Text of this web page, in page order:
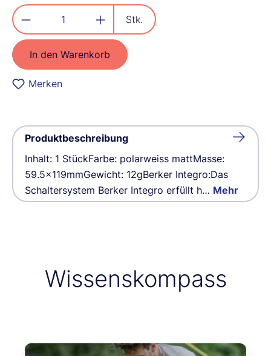
Produkt Anzahl: Gib den
Stk.
In den Warenkorb
Merken
Produktbeschreibung
Inhalt: 1 StückFarbe: polarweiss mattMasse:
59.5x119mmGewicht: 12gBerker Integro:Das
Schaltersystem Berker Integro erfüllt h… Mehr
Wissenskompass